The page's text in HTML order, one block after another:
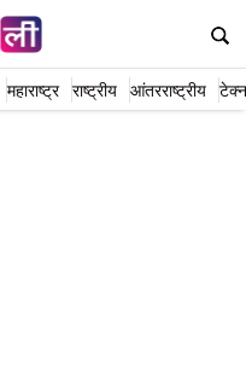
महाराष्ट्र राष्ट्रीय आंतरराष्ट्रीय